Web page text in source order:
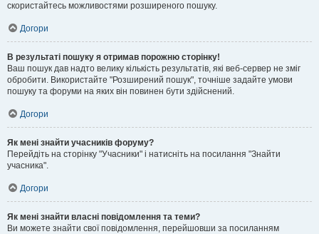
скористайтесь можливостями розширеного пошуку.
Догори
В результаті пошуку я отримав порожню сторінку!
Ваш пошук дав надто велику кількість результатів, які веб-сервер не зміг
обробити. Використайте "Розширений пошук", точніше задайте умови
пошуку та форуми на яких він повинен бути здійснений.
Догори
Як мені знайти учасників форуму?
Перейдіть на сторінку "Учасники" і натисніть на посилання "Знайти
учасника".
Догори
Як мені знайти власні повідомлення та теми?
Ви можете знайти свої повідомлення, перейшовши за посиланням